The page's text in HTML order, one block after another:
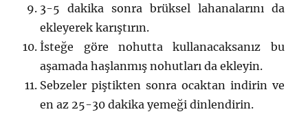
3-5 dakika sonra brüksel lahanalarını da
ekleyerek karıştırın.
İsteğe göre nohutta kullanacaksanız bu
aşamada haşlanmış nohutları da ekleyin.
Sebzeler piştikten sonra ocaktan indirin ve
en az 25-30 dakika yemeği dinlendirin.